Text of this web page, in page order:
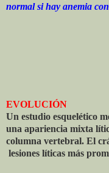
normal si hay anemia
EVOLUCIÓN
Un estudio esquelético
una apariencia mixta
columna vertebral. El
lesiones líticas más